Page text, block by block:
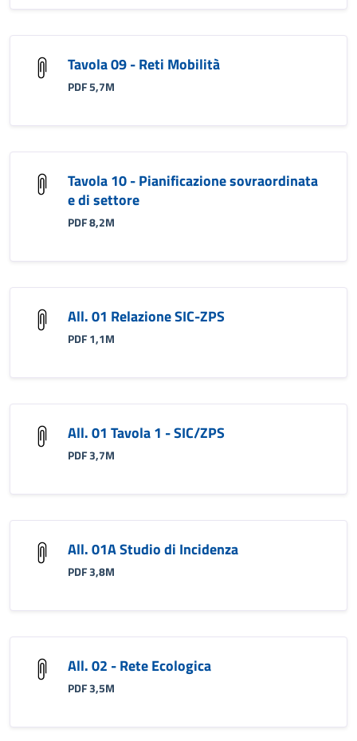
Tavola 09 - Reti Mobilità
PDF 5,7M
Tavola 10 - Pianificazione sovraordinata
e di settore
PDF 8,2M
All. 01 Relazione SIC-ZPS
PDF 1,1M
All. 01 Tavola 1 - SIC/ZPS
PDF 3,7M
All. 01A Studio di Incidenza
PDF 3,8M
All. 02 - Rete Ecologica
PDF 3,5M